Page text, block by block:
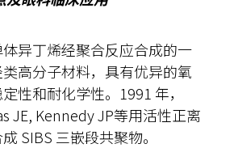
异丁烯经聚合反应合成的一
高分子材料，具有优异的氧
性和耐化学性。1991 年，
JE, Kennedy JP等用活性正离
SIBS 三嵌段共聚物。